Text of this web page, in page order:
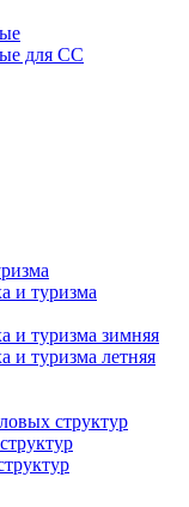
для СС
и туризма
и туризма зимняя
и туризма летняя
структур